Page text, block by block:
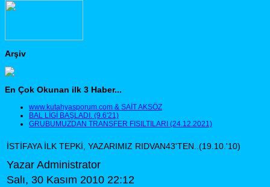
Arşiv
En Çok Okunan ilk 3 Haber...
www.kutahyasporum.com & SAİT AKSÖZ
BAL LİGİ BAŞLADI. (9.6'21)
GRUBUMUZDAN TRANSFER FISILTILARI (24.12.2021)
İSTİFAYA İLK TEPKİ, YAZARIMIZ RIDVAN43'TEN..(19.10.'10)
Yazar Administrator
Salı, 30 Kasım 2010 22:12